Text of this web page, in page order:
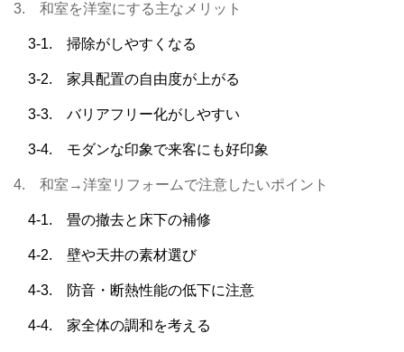
3. 和室を洋室にする主なメリット
3-1. 掃除がしやすくなる
3-2. 家具配置の自由度が上がる
3-3. バリアフリー化がしやすい
3-4. モダンな印象で来客にも好印象
4. 和室→洋室リフォームで注意したいポイント
4-1. 畳の撤去と床下の補修
4-2. 壁や天井の素材選び
4-3. 防音・断熱性能の低下に注意
4-4. 家全体の調和を考える